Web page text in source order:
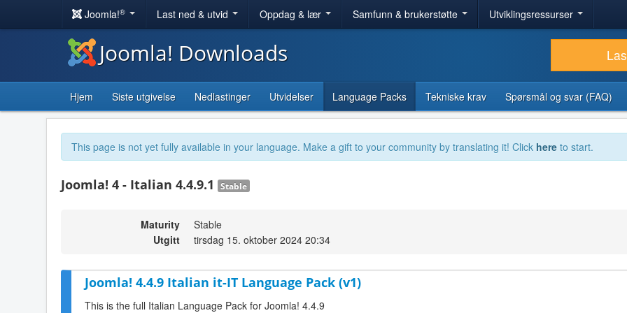
Joomla!® Last ned & utvid Oppdag & lær Samfunn & brukerstøtte Utviklingsressurser
Joomla! Downloads
Hjem Siste utgivelse Nedlastinger Utvidelser Language Packs Tekniske krav Spørsmål og svar (FAQ)
This page is not yet fully available in your language. Make a gift to your community by translating it! Click here to start.
Joomla! 4 - Italian 4.4.9.1 Stable
Maturity
Stable
Utgitt
tirsdag 15. oktober 2024 20:34
Joomla! 4.4.9 Italian it-IT Language Pack (v1)
This is the full Italian Language Pack for Joomla! 4.4.9